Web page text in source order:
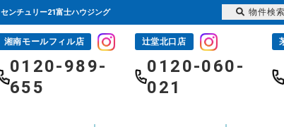
ンチュリー21富士ハウジング
湘南モールフィル店
0120-989-
655
辻堂北口店
0120-060-
021
物件検索